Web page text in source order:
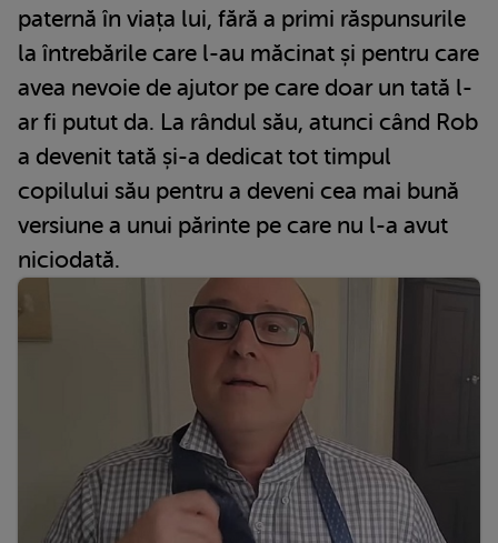
paternă în viața lui, fără a primi răspunsurile
la întrebările care l-au măcinat și pentru care
avea nevoie de ajutor pe care doar un tată l-
ar fi putut da. La rândul său, atunci când Rob
a devenit tată și-a dedicat tot timpul
copilului său pentru a deveni cea mai bună
versiune a unui părinte pe care nu l-a avut
niciodată.